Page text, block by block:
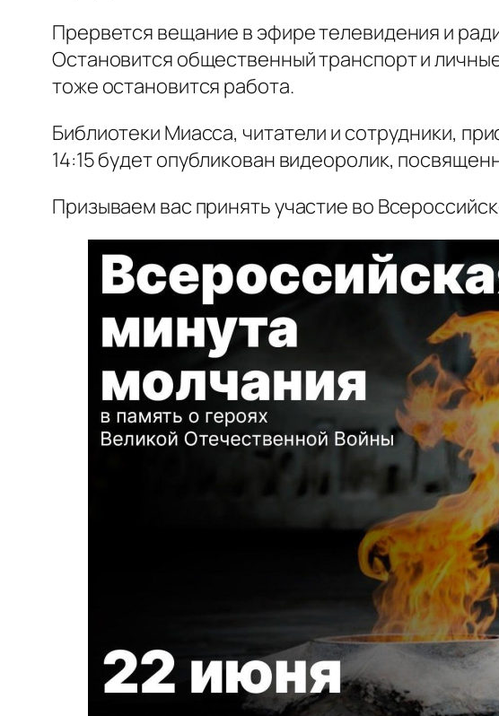
Прервется вещание в эфире телевидения и
Остановится общественный транспорт и
тоже остановится работа.
Библиотеки Миасса, читатели и сотрудники,
14:15 будет опубликован видеоролик,
Призываем вас принять участие во